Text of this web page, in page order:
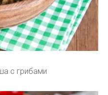
с грибами